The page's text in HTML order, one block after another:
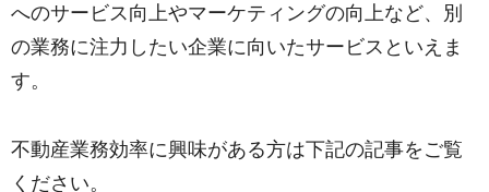
へのサービス向上やマーケティングの向上など、別
の業務に注力したい企業に向いたサービスといえま
す。
不動産業務効率に興味がある方は下記の記事をご覧
ください。